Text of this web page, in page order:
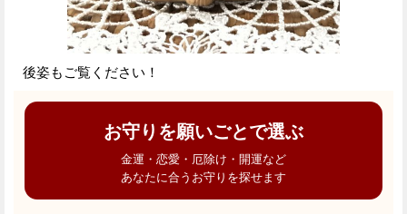
後姿もご覧ください！
お守りを願いごとで選ぶ
金運・恋愛・厄除け・開運など
あなたに合うお守りを探せます